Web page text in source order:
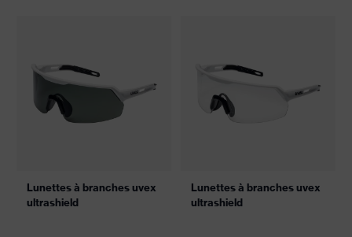
Lunettes à branches uvex
ultrashield
Lunettes à branches uvex
ultrashield